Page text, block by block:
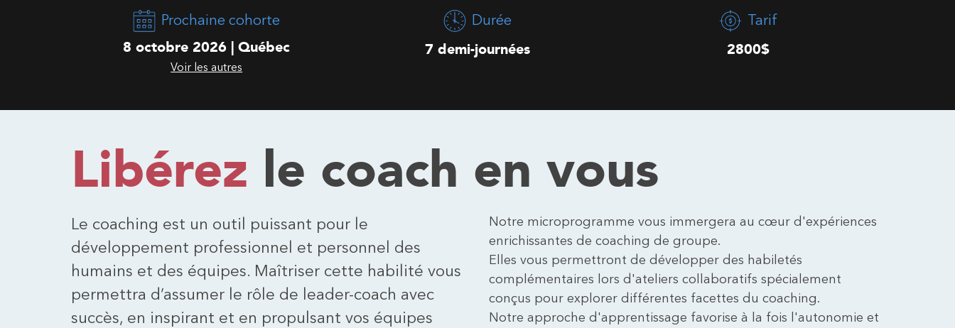
Prochaine cohorte
8 octobre 2026 | Québec
Voir les autres
Durée
7 demi-journées
Tarif
2800$
Libérez le coach en vous
Le coaching est un outil puissant pour le
développement professionnel et personnel des
humains et des équipes. Maîtriser cette habilité vous
permettra d’assumer le rôle de leader-coach avec
succès, en inspirant et en propulsant vos équipes
Notre microprogramme vous immergera au cœur d'expériences
enrichissantes de coaching de groupe.
Elles vous permettront de développer des habiletés
complémentaires lors d'ateliers collaboratifs spécialement
conçus pour explorer différentes facettes du coaching.
Notre approche d'apprentissage favorise à la fois l'autonomie et